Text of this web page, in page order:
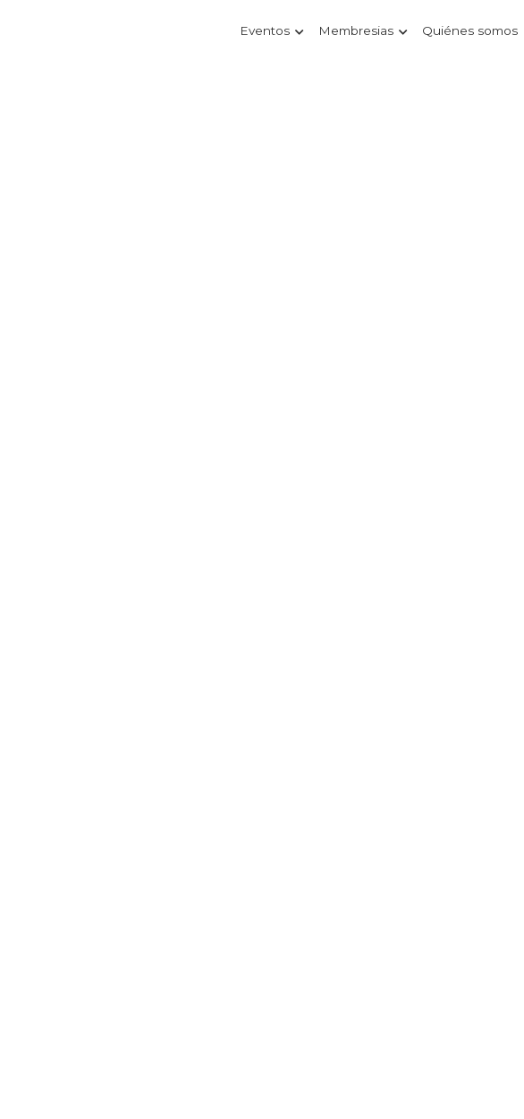
Eventos Membresias Quiénes somos